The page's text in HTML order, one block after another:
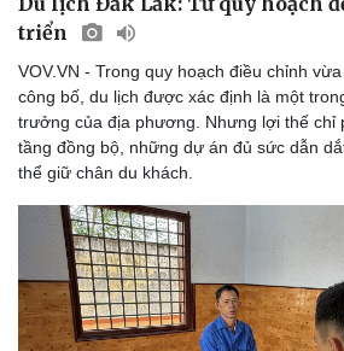
triển
VOV.VN - Trong quy hoạch điều chỉnh
công bố, du lịch được xác định là một
trưởng của địa phương. Nhưng lợi thế chỉ
tầng đồng bộ, những dự án đủ sức dẫn
thể giữ chân du khách.